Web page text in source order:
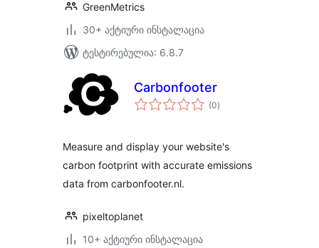
GreenMetrics
30+ აქტიური ინსტალაცია
ტესტირებულია: 6.8.7
Carbonfooter
(0საერთო
რეიტინგი
)
Measure and display your website's
carbon footprint with accurate emissions
data from carbonfooter.nl.
pixeltoplanet
10+ აქტიური ინსტალაცია